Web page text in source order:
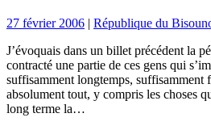
27 février 2006 | République du
J’évoquais dans un billet précédent la
contracté une partie de ces gens qui
suffisamment longtemps, suffisamment
absolument tout, y compris les choses
long terme la…